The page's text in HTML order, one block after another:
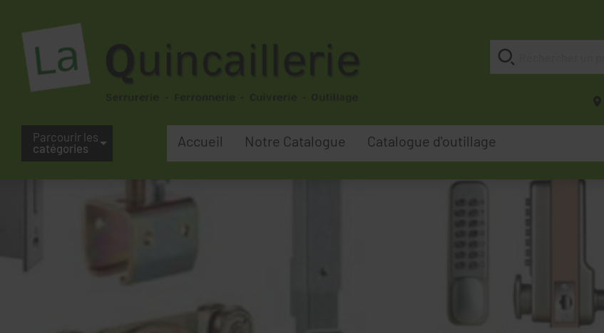
Parcourir les
catégories
Accueil Notre Catalogue Catalogue d'outillage